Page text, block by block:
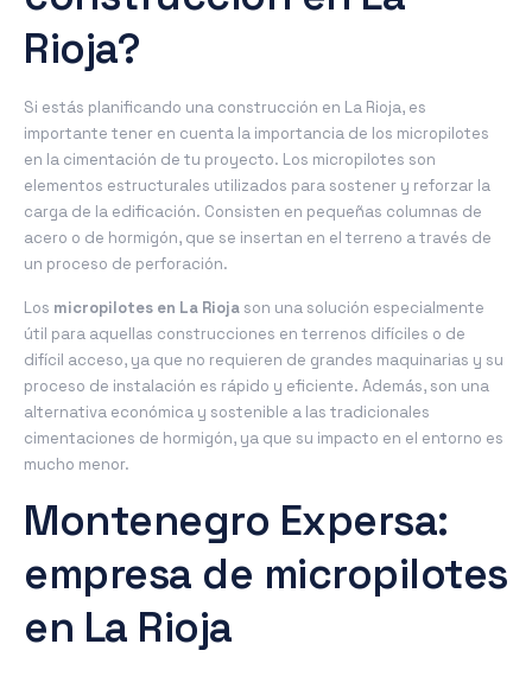
Rioja?
Si estás planificando una construcción en La Rioja, es
importante tener en cuenta la importancia de los micropilotes
en la cimentación de tu proyecto. Los micropilotes son
elementos estructurales utilizados para sostener y reforzar la
carga de la edificación. Consisten en pequeñas columnas de
acero o de hormigón, que se insertan en el terreno a través de
un proceso de perforación.
Los micropilotes en La Rioja son una solución especialmente
útil para aquellas construcciones en terrenos difíciles o de
difícil acceso, ya que no requieren de grandes maquinarias y su
proceso de instalación es rápido y eficiente. Además, son una
alternativa económica y sostenible a las tradicionales
cimentaciones de hormigón, ya que su impacto en el entorno es
mucho menor.
Montenegro Expersa:
empresa de micropilotes
en La Rioja